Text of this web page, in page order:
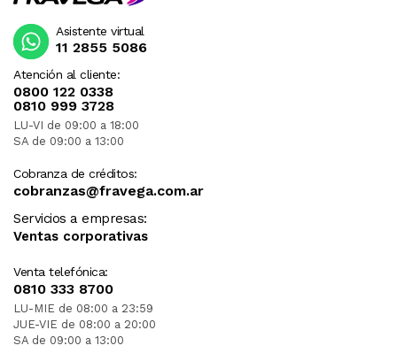
Atención al cliente:
0800 122 0338
0810 999 3728
LU-VI de 09:00 a 18:00
SA de 09:00 a 13:00
Cobranza de créditos:
cobranzas@fravega.com.ar
Servicios a empresas:
Ventas corporativas
Venta telefónica:
0810 333 8700
LU-MIE de 08:00 a 23:59
JUE-VIE de 08:00 a 20:00
SA de 09:00 a 13:00
Asistente virtual
11 2855 5086